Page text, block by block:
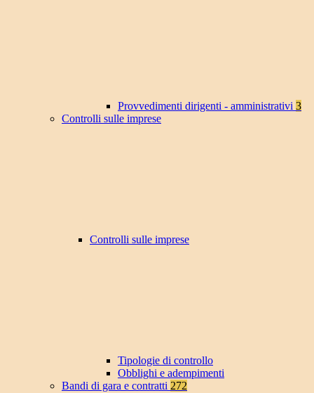
Provvedimenti dirigenti - amministrativi 3
Controlli sulle imprese
Controlli sulle imprese
Tipologie di controllo
Obblighi e adempimenti
Bandi di gara e contratti 272